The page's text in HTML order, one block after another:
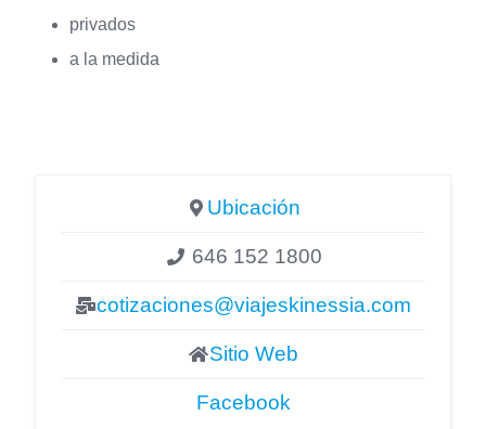
privados
a la medida
Ubicación
646 152 1800
cotizaciones@viajeskinessia.com
Sitio Web
Facebook